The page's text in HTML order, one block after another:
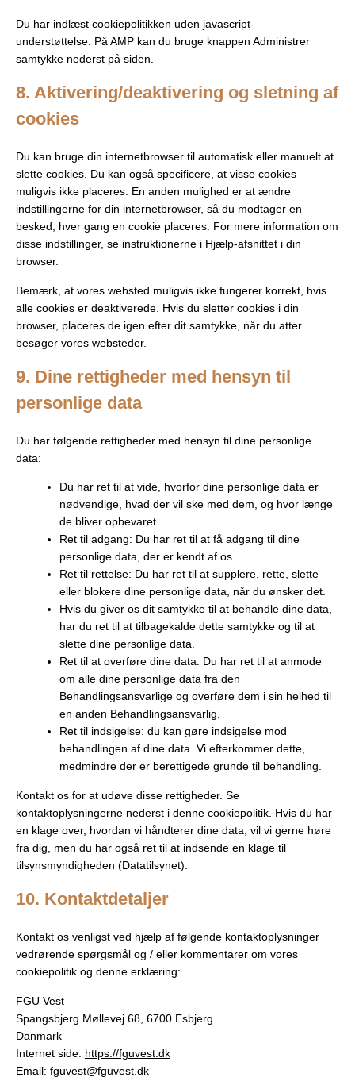
Du har indlæst cookiepolitikken uden javascript-
understøttelse. På AMP kan du bruge knappen Administrer
samtykke nederst på siden.
8. Aktivering/deaktivering og sletning af
cookies
Du kan bruge din internetbrowser til automatisk eller manuelt at
slette cookies. Du kan også specificere, at visse cookies
muligvis ikke placeres. En anden mulighed er at ændre
indstillingerne for din internetbrowser, så du modtager en
besked, hver gang en cookie placeres. For mere information om
disse indstillinger, se instruktionerne i Hjælp-afsnittet i din
browser.
Bemærk, at vores websted muligvis ikke fungerer korrekt, hvis
alle cookies er deaktiverede. Hvis du sletter cookies i din
browser, placeres de igen efter dit samtykke, når du atter
besøger vores websteder.
9. Dine rettigheder med hensyn til
personlige data
Du har følgende rettigheder med hensyn til dine personlige
data:
Du har ret til at vide, hvorfor dine personlige data er
nødvendige, hvad der vil ske med dem, og hvor længe
de bliver opbevaret.
Ret til adgang: Du har ret til at få adgang til dine
personlige data, der er kendt af os.
Ret til rettelse: Du har ret til at supplere, rette, slette
eller blokere dine personlige data, når du ønsker det.
Hvis du giver os dit samtykke til at behandle dine data,
har du ret til at tilbagekalde dette samtykke og til at
slette dine personlige data.
Ret til at overføre dine data: Du har ret til at anmode
om alle dine personlige data fra den
Behandlingsansvarlige og overføre dem i sin helhed til
en anden Behandlingsansvarlig.
Ret til indsigelse: du kan gøre indsigelse mod
behandlingen af ​​dine data. Vi efterkommer dette,
medmindre der er berettigede grunde til behandling.
Kontakt os for at udøve disse rettigheder. Se
kontaktoplysningerne nederst i denne cookiepolitik. Hvis du har
en klage over, hvordan vi håndterer dine data, vil vi gerne høre
fra dig, men du har også ret til at indsende en klage til
tilsynsmyndigheden (Datatilsynet).
10. Kontaktdetaljer
Kontakt os venligst ved hjælp af følgende kontaktoplysninger
vedrørende spørgsmål og / eller kommentarer om vores
cookiepolitik og denne erklæring:
FGU Vest
Spangsbjerg Møllevej 68, 6700 Esbjerg
Danmark
Internet side: https://fguvest.dk
Email: fguvest@fguvest.dk